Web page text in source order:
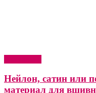
Нейлон, сатин или
материал для